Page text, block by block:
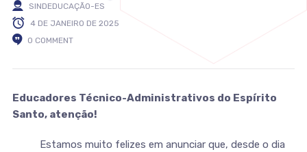
SINDEDUCAÇÃO-ES
4 DE JANEIRO DE 2025
0 COMMENT
Educadores Técnico-Administrativos do Espírito
Santo, atenção!
Estamos muito felizes em anunciar que, desde o dia